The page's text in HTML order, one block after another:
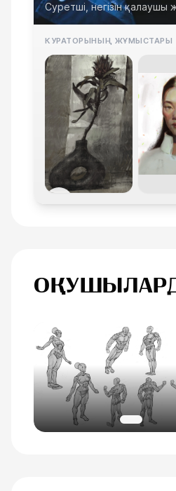
Суретші, негізін қалаушы
идеологы
КУРАТОРЫНЫҢ ЖҰМЫСТАРЫ